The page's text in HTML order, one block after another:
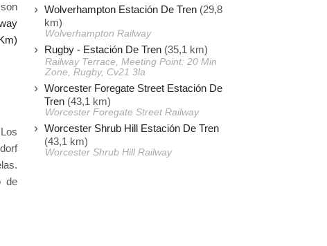
de
Wolverhampton Estación De Tren (29,8
km)
Wolverhampton Railway
Rugby - Estación De Tren (35,1 km)
Railway Terrace, Meeting Point: 20 Min
Zone, Rugby, Cv21 3la
Worcester Foregate Street Estación De
Tren (43,1 km)
Worcester Foregate Street Railway
Worcester Shrub Hill Estación De Tren
(43,1 km)
Worcester Shrub Hill Railway